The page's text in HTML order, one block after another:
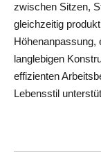
zwischen Sitzen,
gleichzeitig
Höhenanpassung,
langlebigen
effizienten
Lebensstil